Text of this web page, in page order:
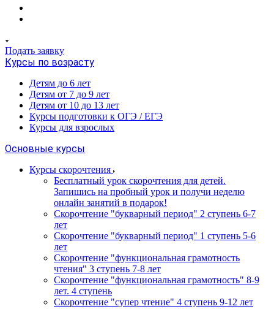
Подать заявку
Курсы по возрасту
Детям до 6 лет
Детям от 7 до 9 лет
Детям от 10 до 13 лет
Курсы подготовки к ОГЭ / ЕГЭ
Курсы для взрослых
Основные курсы
Курсы скорочтения
Бесплатный урок скорочтения для детей.
Запишись на пробный урок и получи неделю
онлайн занятий в подарок!
Cкорочтение "букварный период" 2 ступень 6-7
лет
Скорочтение "букварный период" 1 ступень 5-6
лет
Скорочтение "функциональная грамотность
чтения" 3 ступень 7-8 лет
Скорочтение "функциональная грамотность" 8-9
лет. 4 ступень
Скорочтение "супер чтение" 4 ступень 9-12 лет